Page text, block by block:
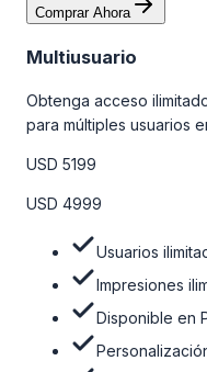
Comprar Ahora
Multiusuario
Obtenga acceso
para múltiples usuarios
venta, el soporte post-
opción de actualización
la tabla de precios a
USD 5199
USD 4999
Usuarios
Impresiones
Disponible en